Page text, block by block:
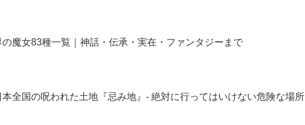
魔女83種一覧｜神話・伝承・実在・ファンタジーまで
本全国の呪われた土地『忌み地』- 絶対に行ってはいけない危険な場所